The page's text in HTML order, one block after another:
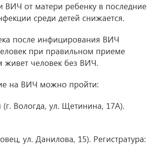
ВИЧ от матери ребенку в последние
среди детей снижается.
после инфицирования ВИЧ
при правильном приеме
живет человек без ВИЧ.
на ВИЧ можно пройти:
Вологда, ул. Щетинина, 17А).
ул. Данилова, 15). Регистратура: